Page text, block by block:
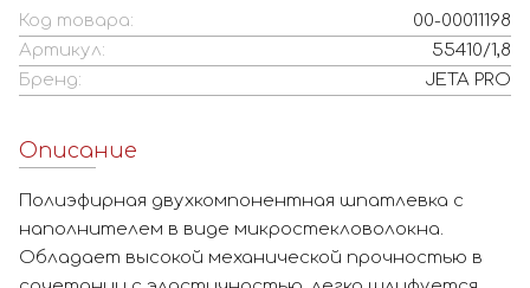
Код товара:
00-00011198
Артикул:
55410/1,8
Бренд:
JETA PRO
Описание
Полиэфирная двухкомпонентная шпатлевка с
наполнителем в виде микростекловолокна.
Обладает высокой механической прочностью в